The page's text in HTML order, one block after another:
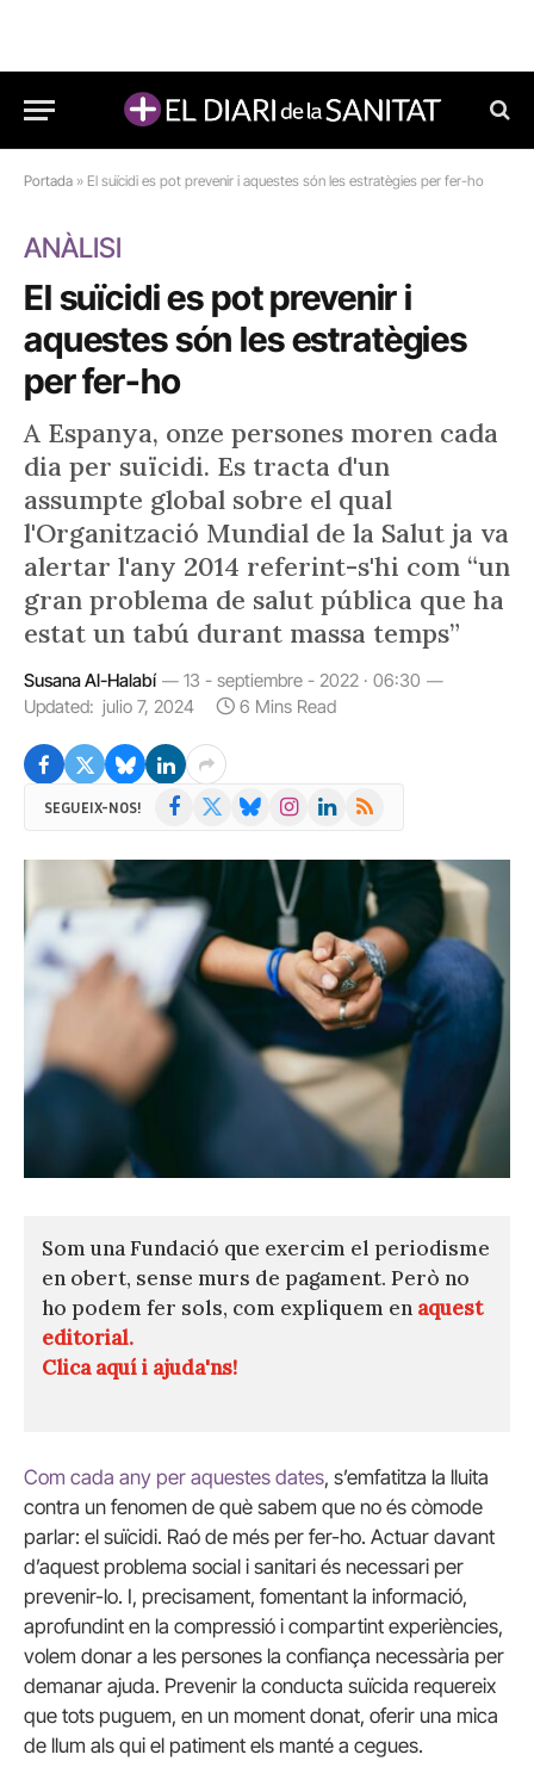
Portada » El suïcidi es pot prevenir i aquestes són les estratègies per fer-ho
ANÀLISI
El suïcidi es pot prevenir i
aquestes són les estratègies
per fer-ho
A Espanya, onze persones moren cada
dia per suïcidi. Es tracta d'un
assumpte global sobre el qual
l'Organització Mundial de la Salut ja va
alertar l'any 2014 referint-s'hi com “un
gran problema de salut pública que ha
estat un tabú durant massa temps”
Susana Al-Halabí
13 - septiembre - 2022 · 06:30
Updated: julio 7, 2024 6 Mins Read
SEGUEIX-NOS! Facebook BlueskyInstagramLinkedIn
RSS
Som una Fundació que exercim el periodisme
en obert, sense murs de pagament. Però no
ho podem fer sols, com expliquem en aquest
editorial.
Clica aquí i ajuda'ns!
Com cada any per aquestes dates, s’emfatitza la lluita
contra un fenomen de què sabem que no és còmode
parlar: el suïcidi. Raó de més per fer-ho. Actuar davant
d’aquest problema social i sanitari és necessari per
prevenir-lo. I, precisament, fomentant la informació,
aprofundint en la compressió i compartint experiències,
volem donar a les persones la confiança necessària per
demanar ajuda. Prevenir la conducta suïcida requereix
que tots puguem, en un moment donat, oferir una mica
de llum als qui el patiment els manté a cegues.